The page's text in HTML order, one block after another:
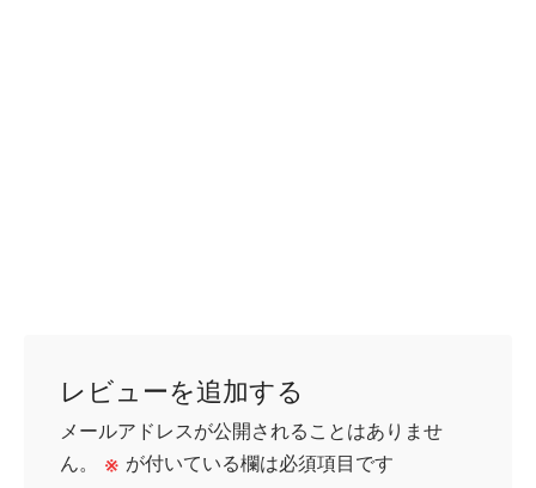
レビューを追加する
メールアドレスが公開されることはありませ
ん。
※ が付いている欄は必須項目です